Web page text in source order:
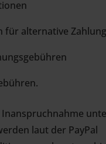
für alternative
Inanspruchnahme
laut der PayPal